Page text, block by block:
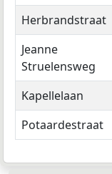
Herbrandstraat
Jeanne
Struelensweg
Kapellelaan
Potaardestraat